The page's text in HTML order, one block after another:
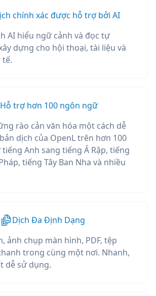
chính xác được hỗ trợ bởi AI
AI hiểu ngữ cảnh và đọc tự
dựng cho hội thoại, tài liệu và
tế.
Hỗ trợ hơn 100 ngôn ngữ
rào cản văn hóa một cách dễ
dịch của OpenL trên hơn 100
Anh sang tiếng Ả Rập, tiếng
tiếng Tây Ban Nha và nhiều
Dịch Đa Định Dạng
ảnh chụp màn hình, PDF, tệp
trong cùng một nơi. Nhanh,
dễ sử dụng.